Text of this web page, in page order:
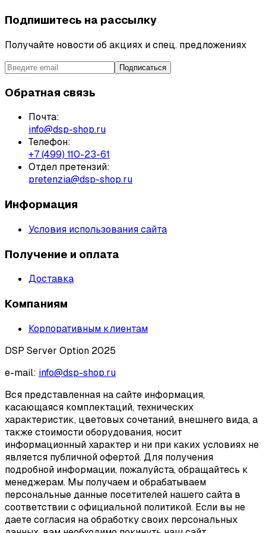
Подпишитесь на рассылку
Получайте новости об акциях и спец. предложениях
Подписаться
Обратная связь
Почта:
info@dsp-shop.ru
Телефон:
+7 (499) 110-23-61
Отдел претензий:
pretenzia@dsp-shop.ru
Информация
Условия использования сайта
Получение и оплата
Доставка
Компаниям
Корпоративным клиентам
DSP Server Option 2025
e-mail: info@dsp-shop.ru
Вся представленная на сайте информация,
касающаяся комплектаций, технических
характеристик, цветовых сочетаний, внешнего вида, а
также стоимости оборудования, носит
информационный характер и ни при каких условиях не
является публичной офертой. Для получения
подробной информации, пожалуйста, обращайтесь к
менеджерам. Мы получаем и обрабатываем
персональные данные посетителей нашего сайта в
соответствии с официальной политикой. Если вы не
даете согласия на обработку своих персональных